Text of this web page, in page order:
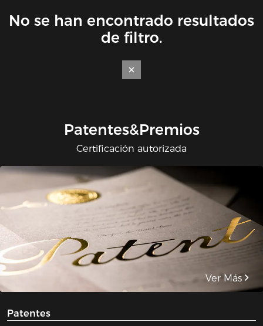
No se han encontrado resultados
de filtro.
Patentes&Premios
Certificación autorizada
Ver Más
Patentes